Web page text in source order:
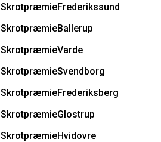
SkrotpræmieFrederikssund
SkrotpræmieBallerup
SkrotpræmieVarde
SkrotpræmieSvendborg
SkrotpræmieFrederiksberg
SkrotpræmieGlostrup
SkrotpræmieHvidovre